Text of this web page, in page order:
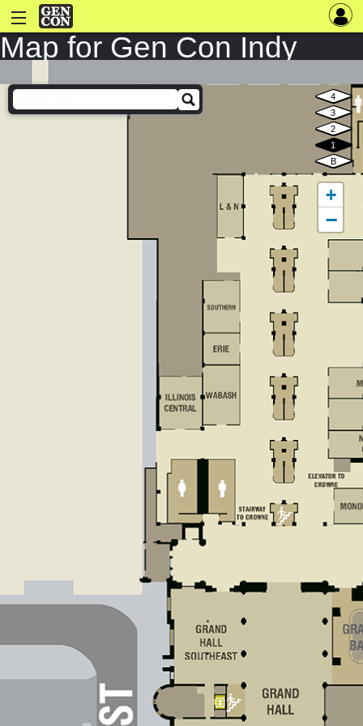
Map for Gen Con Indy
2025
4
3
2
1
B
+
−